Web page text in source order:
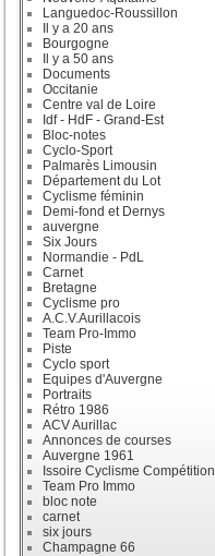
Languedoc-Roussillon
Il y a 20 ans
Bourgogne
Il y a 50 ans
Documents
Occitanie
Centre val de Loire
Idf - HdF - Grand-Est
Bloc-notes
Cyclo-Sport
Palmarès Limousin
Département du Lot
Cyclisme féminin
Demi-fond et Dernys
auvergne
Six Jours
Normandie - PdL
Carnet
Bretagne
Cyclisme pro
A.C.V.Aurillacois
Team Pro-Immo
Piste
Cyclo sport
Equipes d'Auvergne
Portraits
Rétro 1986
ACV Aurillac
Annonces de courses
Auvergne 1961
Issoire Cyclisme Compétition
Team Pro Immo
bloc note
carnet
six jours
Champagne 66